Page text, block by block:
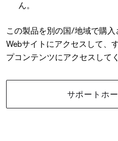
ん。
この製品を別の国/地域で購
Webサイトにアクセスして、
プコンテンツにアクセスして
サポートホ